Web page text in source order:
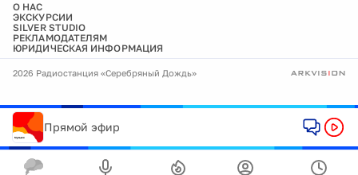
О НАС
ЭКСКУРСИИ
SILVER STUDIO
РЕКЛАМОДАТЕЛЯМ
ЮРИДИЧЕСКАЯ ИНФОРМАЦИЯ
2026 Радиостанция «Серебряный Дождь»
Прямой эфир